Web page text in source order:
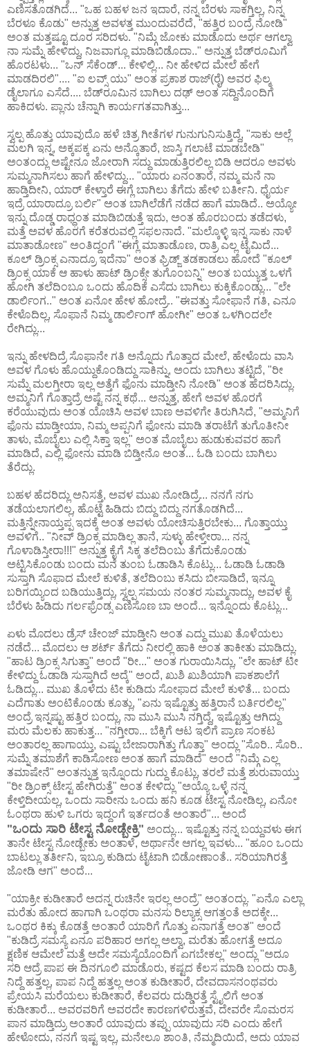
ಎಣಿಸತೊಡಗಿದೆ... "ಒಹ ಬಹಳ ಜನ ಇದಾರೆ, ನನ್ನ ಬೆರಳು ಸಾಕಗ್ತಿಲ್ಲ, ನಿನ್ನ
ಬೆರಳೂ ಕೊಡು" ಅನ್ನುತ್ತ ಅವಳತ್ತ ಮುಂದುವರೆದೆ, "ಹತ್ತಿರ ಬಂದ್ರೆ ನೋಡಿ"
ಅಂತ ಮತ್ತಷ್ಟೂ ದೂರ ಸರಿದಳು. "ನಿಮ್ಗೆ ಜೋಕು ಮಾಡೊದು ಅರ್ಥ ಆಗಲ್ವಾ
ನಾ ಸುಮ್ನೆ ಹೇಳಿದ್ದು, ನಿಜವಾಗ್ಲೂ ಮಾಡಿಬಿಡೊದಾ.." ಅನ್ನುತ್ತ ಬೆಡ್‌ರೂಮಿಗೆ
ಹೊರಟಳು... "ಒನ್ ಸೆಕೆಂಡ್... ಕೇಳಿಲ್ಲಿ... ನೀ ಹೇಳಿದ ಮೇಲೆ ಹೇಗೆ
ಮಾಡದಿರಲಿ".... "ಐ ಲವ್ಸ್ ಯು" ಅಂತ ಪ್ರಕಾಶ ರಾಜ್(ರೈ) ಅವರ ಫಿಲ್ಮ
ಡೈಲಾಗೂ ಎಸೆದೆ.... ಬೆಡ್‌ರೂಮಿನ ಬಾಗಿಲು ದಢ್ ಅಂತ ಸದ್ದಿನೊಂದಿಗೆ
ಹಾಕಿದಳು. ಪ್ಲಾನು ಚೆನ್ನಾಗಿ ಕಾರ್ಯಗತವಾಗಿತ್ತು...
ಸ್ವಲ್ಪ ಹೊತ್ತು ಯಾವುದೊ ಹಳೆ ಚಿತ್ರ ಗೀತೆಗಳ ಗುನುಗುನಿಸುತ್ತಿದ್ದೆ, "ಸಾಕು ಅಲ್ಲೆ
ಮಲಗಿ ಇನ್ನ, ಅಕ್ಕಪಕ್ಕ ಏನು ಅನ್ಕೊತಾರೆ, ಜಾಸ್ತಿ ಗಲಾಟೆ ಮಾಡಬೇಡಿ"
ಅಂತಂದ್ಲು ಅಷ್ಟೇನೂ ಜೋರಾಗಿ ಸದ್ದು ಮಾಡುತ್ತಿರಲಿಲ್ಲ ಬಿಡಿ ಆದರೂ ಅವಳು
ಸುಮ್ಮನಾಗಿಸಲು ಹಾಗೆ ಹೇಳಿದ್ದು... "ಯಾರು ಏನಂತಾರೆ, ನಮ್ಮ ಮನೆ ನಾ
ಹಾಡ್ತಿದೀನಿ, ಯಾರ್ ಕೇಳ್ತಾರೆ ಈಗ್ಲೆ ಬಾಗಿಲು ತೆಗೆದು ಹೇಳಿ ಬರ್ತೀನಿ. ಧೈರ್ಯ
ಇದ್ರೆ ಯಾರಾದ್ರೂ ಬರ್ಲಿ" ಅಂತ ಬಾಗಿಲೆಡೆಗೆ ನಡೆದ ಹಾಗೆ ಮಾಡಿದೆ.. ಅಯ್ಯೋ
ಇನ್ನು ದೊಡ್ಡ ರಾಧ್ಧಂತ ಮಾಡಿಬಿಡುತ್ತೆ ಇದು, ಅಂತ ಹೊರಬಂದು ತಡೆದಳು,
ಮತ್ತೆ ಅವಳ ಹೊರಗೆ ಕರೆತರುವಲ್ಲಿ ಸಫಲನಾದೆ. "ಮಲ್ಕೊಳ್ಳಿ ಇನ್ನ ಸಾಕು ನಾಳೆ
ಮಾತಾಡೋಣ" ಅಂತಿದ್ದಂಗೆ "ಈಗ್ಲೆ ಮಾತಾಡೊಣ, ರಾತ್ರಿ ಎಲ್ಲ ಟೈಮಿದೆ...
ಕೂಲ್ ಡ್ರಿಂಕ್ಸ ಎನಾದ್ರೂ ಇದೆನಾ" ಅಂತ ಫ್ರಿಡ್ಜ್ ತಡಕಾಡಲು ಹೋದೆ "ಕೂಲ್
ಡ್ರಿಂಕ್ಸ ಯಾಕೆ ಆ ಹಾಳು ಹಾಟ್ ಡ್ರಿಂಕ್ಸೇ ತುಗೊಂಬನ್ನಿ" ಅಂತ ಬಯ್ಯುತ್ತ ಒಳಗೆ
ಹೋಗಿ ತಲೆದಿಂಬೂ ಒಂದು ಹೊದಿಕೆ ಎಸೆದು ಬಾಗಿಲು ಕುಕ್ಕಿಕೊಂಡ್ಲು... "ಲೇ
ಡಾರ್ಲಿಂಗ.." ಅಂತ ಏನೋ ಹೇಳ ಹೋದ್ರೆ.. "ಈವತ್ತು ಸೋಫಾನೆ ಗತಿ, ಎನೂ
ಕೇಳೊದಿಲ್ಲ, ಸೊಫಾನೆ ನಿಮ್ಮ ಡಾರ್ಲಿಂಗ್ ಹೋಗೀ" ಅಂತ ಒಳಗಿಂದಲೇ
ರೇಗಿದ್ಲು...
ಇನ್ನು ಹೇಳದಿದ್ರೆ ಸೊಫಾನೇ ಗತಿ ಅನ್ನೊದು ಗೊತ್ತಾದ ಮೇಲೆ, ಹೇಳೊದು ವಾಸಿ
ಅವಳ ಗೊಳು ಹೊಯ್ದುಕೊಂಡಿದ್ದು ಸಾಕಿನ್ನು, ಅಂದು ಬಾಗಿಲು ತಟ್ಟಿದೆ, "ರೀ
ಸುಮ್ನೆ ಮಲಗ್ತೀರಾ ಇಲ್ಲ ಅತ್ತೆಗೆ ಫೊನು ಮಾಡ್ತೀನಿ ನೋಡಿ" ಅಂತ ಹೆದರಿಸಿದ್ಲು.
ಅಮ್ಮನಿಗೆ ಗೊತ್ತಾದ್ರೆ ಅಷ್ಟೆ ನನ್ನ ಕಥೆ... ಅನ್ನುತ್ತ, ಹೇಗೆ ಅವಳ ಹೊರಗೆ
ಕರೆಯುವುದು ಅಂತ ಯೊಚಿಸಿ ಅವಳ ಬಾಣ ಅವಳಿಗೇ ತಿರುಗಿಸಿದೆ, "ಅಮ್ಮನಿಗೆ
ಫೊನು ಮಾಡ್ತೀಯಾ, ನಿಮ್ಮ ಅಪ್ಪನಿಗೆ ಫೋನು ಮಾಡಿ ತರಾಟೆಗೆ ತುಗೊತೀನೀ
ತಾಳು, ಮೊಬೈಲು ಎಲ್ಲಿ ಸಿಕ್ತಾ ಇಲ್ಲ" ಅಂತ ಮೊಬೈಲು ಹುಡುಕುವವರ ಹಾಗೆ
ಮಾಡಿದೆ, ಎಲ್ಲಿ ಫೋನು ಮಾಡಿ ಬಿಡ್ತೀನೊ ಅಂತ... ಓಡಿ ಬಂದು ಬಾಗಿಲು
ತೆರೆದ್ಲು.
ಬಹಳ ಹೆದರಿದ್ಲು ಅನಿಸತ್ತೆ, ಅವಳ ಮುಖ ನೋಡಿದ್ರೆ... ನನಗೆ ನಗು
ತಡೆಯಲಾಗಲಿಲ್ಲ, ಹೊಟ್ಟೆ ಹಿಡಿದು ಬಿದ್ದು ಬಿದ್ದು ನಗತೊಡಗಿದೆ...
ಮತ್ತಿನ್ನೇನಾಯ್ತಪ್ಪ ಇದಕ್ಕೆ ಅಂತ ಅವಳು ಯೋಚಿಸುತ್ತಿರಬೇಕು... ಗೊತ್ತಾಯ್ತು
ಅವಳಿಗೆ.. "ನೀವ್ ಡ್ರಿಂಕ್ಸ ಮಾಡಿಲ್ಲ ತಾನೆ, ಸುಳ್ಳು ಹೇಳ್ತೀರಾ... ನನ್ನ
ಗೊಳಾಡಿಸ್ತೀರಾ!!!" ಅನ್ನುತ್ತ ಕೈಗೆ ಸಿಕ್ಕ ತಲೆದಿಂಬು ತೆಗೆದುಕೊಂಡು
ಅಟ್ಟಿಸಿಕೊಂಡು ಬಂದು ಮನೆ ತುಂಬ ಓಡಾಡಿಸಿ ಕೊಟ್ಲು... ಓಡಾಡಿ ಓಡಾಡಿ
ಸುಸ್ತಾಗಿ ಸೊಫಾದ ಮೇಲೆ ಕುಳಿತೆ, ತಲೆದಿಂಬು ಕಸಿದು ಬೀಸಾಡಿದೆ, ಇನ್ನೂ
ಬರಿಗಯ್ಯಿಂದ ಬಡಿಯುತ್ತಿದ್ಲು, ಸ್ವಲ್ಪ ಸಮಯ ನಂತರ ಸುಮ್ಮನಾದ್ಲು, ಅವಳ ಕೈ
ಬೆರೆಳು ಹಿಡಿದು ಗರ್ಲಫ್ರೆಂಡ್ಸ ಎಣಿಸೊಣ ಬಾ ಅಂದೆ... ಇನ್ನೊಂದು ಕೊಟ್ಲು...
ಏಳು ಮೊದಲು ಡ್ರೆಸ್ ಚೇಂಜ್ ಮಾಡ್ತೀನಿ ಅಂತ ಎದ್ದು ಮುಖ ತೊಳೆಯಲು
ನಡೆದೆ... ಮೊದಲು ಆ ಶರ್ಟ್ ತೆಗೆದು ನೀರಲ್ಲಿ ಹಾಕಿ ಅಂತ ತಾಕೀತು ಮಾಡಿದ್ಲು.
"ಹಾಟ ಡ್ರಿಂಕ್ಸ ಸಿಗುತ್ತಾ" ಅಂದೆ "ರೀ..." ಅಂತ ಗುರಾಯಿಸಿದ್ಲು, "ಲೇ ಹಾಟ್ ಟೀ
ಕೇಳಿದ್ದು ಓಡಾಡಿ ಸುಸ್ತಾಗಿದೆ ಅದ್ಕೆ" ಅಂದೆ, ಖುಶಿ ಖುಶಿಯಾಗಿ ಪಾಕಶಾಲೆಗೆ
ಓಡಿದ್ಲು... ಮುಖ ತೊಳೆದು ಟೀ ಕುಡಿದು ಸೋಫಾದ ಮೇಲೆ ಕುಳಿತೆ... ಬಂದು
ಎದೆಗಾತು ಅಂಟಿಕೊಂಡು ಕೂತ್ಲು, "ಏನು ಇಷ್ಟೊತ್ತು ಹತ್ತಿರಾನೆ ಬರ್ತಿರಲಿಲ್ಲ"
ಅಂದ್ರೆ ಇನ್ನಷ್ಟು ಹತ್ತಿರ ಬಂದ್ಲು, ನಾ ಮುಸಿ ಮುಸಿ ನಗ್ತಿದ್ದೆ, ಇಷ್ಟೊತ್ತು ಆಗಿದ್ದು
ಮರು ಮೆಲಕು ಹಾಕುತ್ತ... "ನಗ್ತೀರಾ... ಬೆಕ್ಕಿಗೆ ಆಟ ಇಲಿಗೆ ಪ್ರಾಣ ಸಂಕಟ
ಅಂತಾರಲ್ಲ ಹಾಗಾಯ್ತು, ಎಷ್ಟು ಬೇಜಾರಾಗಿತ್ತು ಗೊತ್ತಾ" ಅಂದ್ಲು "ಸೊರಿ.. ಸೊರಿ..
ಸುಮ್ನೆ ತಮಾಶೆಗೆ ಕಾಡಿಸೋಣ ಅಂತ ಹಾಗೆ ಮಾಡಿದೆ" ಅಂದೆ "ನಿಮ್ಗೆ ಎಲ್ಲ
ತಮಾಷೇನೆ" ಅಂತನ್ನುತ್ತ ಇನ್ನೊಂದು ಗುದ್ದು ಕೊಟ್ಲು, ತರಲೆ ಮತ್ತೆ ಶುರುವಾಯ್ತು
"ರೀ ಡ್ರಿಂಕ್ಸ್ ಟೇಸ್ಟ ಹೇಗಿರುತ್ತೆ" ಅಂತ ಕೇಳಿದ್ಲು "ಅಯ್ಯೊ ಒಳ್ಳೆ ನನ್ನ
ಕೇಳ್ತಿದೀಯಲ್ಲ, ಒಂದು ಸಾರೀನು ಒಂದು ಹನಿ ಕೂಡ ಟೇಸ್ಟ ನೋಡಿಲ್ಲ, ಏನೋ
ಓಂಥರಾ ಹುಳಿ ಒಗರು ಇದ್ದಂಗೆ ಇರ್ತದಂತೆ ಅಂತಾರೆ"... ಅಂದೆ
"ಒಂದು ಸಾರಿ ಟೇಸ್ಟ ನೋಡ್ಬೇಕ್ರಿ" ಅಂದ್ಲು... ಇಷ್ಟೊತ್ತು ನನ್ನ ಬಯ್ದವಳು ಈಗ
ತಾನೇ ಟೇಸ್ಟ ನೋಡ್ಬೇಕು ಅಂತಾಳೆ, ಅರ್ಥಾನೇ ಆಗಲ್ಲ ಇವಳು... "ಹೂಂ ಒಂದು
ಬಾಟಲ್ಲು ತರ್ತೀನಿ, ಇಬ್ರೂ ಕುಡಿದು ಟೈಟಾಗಿ ಬಿಡೋಣಾಂತೆ.. ಸರಿಯಾಗಿರತ್ತೆ
ಜೋಡಿ ಆಗ" ಅಂದೆ...
"ಯಾಕ್ರೀ ಕುಡೀತಾರೆ ಅದನ್ನ ರುಚಿನೇ ಇರಲ್ಲ ಅಂದ್ರೆ" ಅಂತಂದ್ಲು. "ಏನೊ ಎಲ್ಲಾ
ಮರೆತು ಹೋದ ಹಾಗಾಗಿ ಒಂಥರಾ ಮನಸು ರಿಲ್ಯಾಕ್ಸ ಆಗತ್ತಂತೆ ಅದಕ್ಕೇ...
ಒಂಥರ ಕಿಕ್ಕು ಕೊಡತ್ತೆ ಅಂತಾರೆ ಯಾರಿಗೆ ಗೊತ್ತು ಏನಾಗತ್ತೆ ಅಂತ" ಅಂದೆ
"ಕುಡಿದ್ರೆ ಸಮಸ್ಯೆ ಏನೂ ಪರಿಹಾರ ಅಗಲ್ಲ ಅಲ್ವಾ, ಮರೆತು ಹೋಗತ್ತೆ ಅದೂ
ಕ್ಷಣಿಕ ಆಮೇಲೆ ಮತ್ತೆ ಅದೇ ಸಮಸ್ಯೆಯೊಂದಿಗೆ ಏಗಬೇಕಲ್ಲ" ಅಂದ್ಲು "ಅದೂ
ಸರಿ ಆದ್ರೆ ಪಾಪ ಈ ದಿನಗೂಲಿ ಮಾಡೊರು, ಕಷ್ಟದ ಕೆಲಸ ಮಾಡಿ ಬಂದು ರಾತ್ರಿ
ನಿದ್ದೆ ಹತ್ತಲ್ಲ, ಪಾಪ ನಿದ್ದೆ ಹತ್ತಲ್ಲ ಅಂತ ಕುಡೀತಾರೆ, ದೇವದಾಸನಂಥವರು
ಪ್ರೇಯಸಿ ಮರೆಯಲು ಕುಡೀತಾರೆ, ಕೆಲವರು ದುಡ್ಡಿರತ್ತೆ ಸ್ಟೈಲಿಗೆ ಅಂತ
ಕುಡೀತಾರೆ... ಅವರವರಿಗೆ ಅವರದೇ ಕಾರಣಗಳಿರುತ್ತವೆ, ದೇವರೇ ಸೊಮರಸ
ಪಾನ ಮಾಡ್ತಿದ್ರು ಅಂತಾರೆ ಯಾವುದು ತಪ್ಪು ಯಾವುದು ಸರಿ ಎಂದು ಹೇಗೆ
ಹೇಳೋದು, ನನಗೆ ಇಷ್ಟ ಇಲ್ಲ, ಮನೇಲೂ ಶಾಂತಿ, ನೆಮ್ಮದಿಯಿದೆ, ಅದು ಯಾವ